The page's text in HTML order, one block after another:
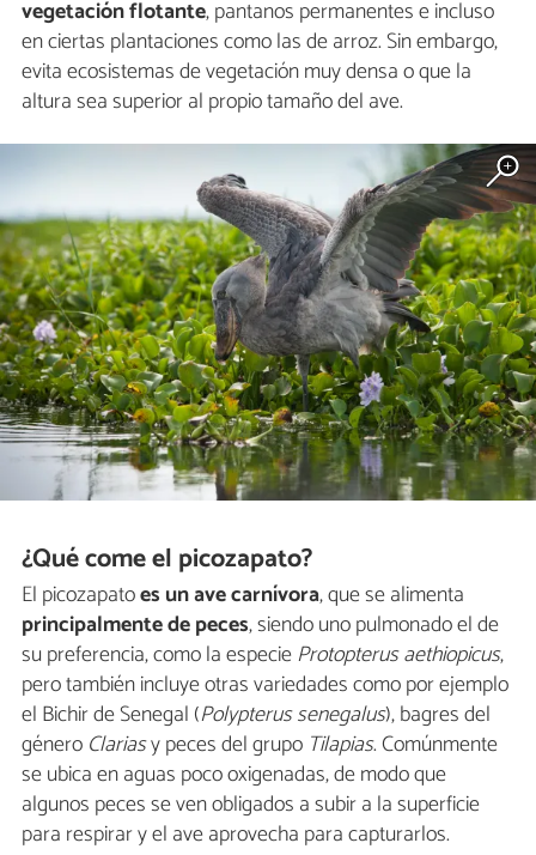
vegetación flotante, pantanos permanentes e incluso
en ciertas plantaciones como las de arroz. Sin embargo,
evita ecosistemas de vegetación muy densa o que la
altura sea superior al propio tamaño del ave.
¿Qué come el picozapato?
El picozapatoes un ave carnívora, que se alimenta
principalmente de peces, siendo uno pulmonado el de
su preferencia, como la especieProtopterus aethiopicus,
pero también incluye otras variedades como por ejemplo
el Bichir de Senegal (Polypterus senegalus), bagres del
género Clariasy peces del grupo Tilapias. Comúnmente
se ubica en aguas poco oxigenadas, de modo que
algunos peces se ven obligados a subir a la superficie
para respirar y el ave aprovecha para capturarlos.